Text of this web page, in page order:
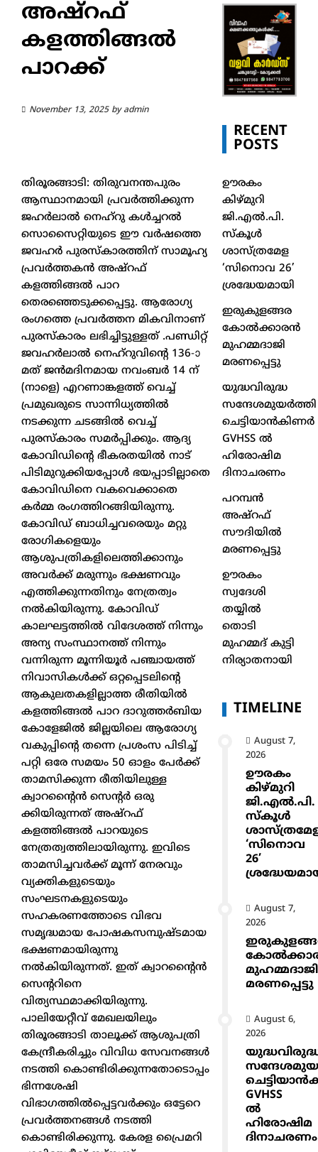
അഷ്റഫ്
കളത്തിങ്ങൽ
പാറക്ക്
November 13, 2025by admin
തിരൂരങ്ങാടി: തിരുവനന്തപുരം
ആസ്ഥാനമായി പ്രവർത്തിക്കുന്ന
ജഹർലാൽ നെഹ്റു കൾച്ചറൽ
സൊസൈറ്റിയുടെ ഈ വർഷത്തെ
ജവഹർ പുരസ്കാരത്തിന് സാമൂഹ്യ
പ്രവർത്തകൻ അഷ്റഫ്
കളത്തിങ്ങൽ പാറ
തെരഞ്ഞെടുക്കപ്പെട്ടു. ആരോഗ്യ
രംഗത്തെ പ്രവർത്തന മികവിനാണ്
പുരസ്കാരം ലഭിച്ചിട്ടുള്ളത് .പണ്ഡിറ്റ്
ജവഹർലാൽ നെഹ്റുവിന്റെ 136-ാ
മത് ജൻമദിനമായ നവംബർ 14 ന്
(നാളെ) എറണാങ്കളത്ത് വെച്ച്
പ്രമുഖരുടെ സാന്നിധ്യത്തിൽ
നടക്കുന്ന ചടങ്ങിൽ വെച്ച്
പുരസ്കാരം സമർപ്പിക്കും. ആദ്യ
കോവിഡിന്റെ ഭീകരതയിൽ നാട്
പിടിമുറുക്കിയപ്പോൾ ഭയപ്പാടില്ലാതെ
കോവിഡിനെ വകവെക്കാതെ
കർമ്മ രംഗത്തിറങ്ങിയിരുന്നു.
കോവിഡ് ബാധിച്ചവരെയും മറ്റു
രോഗികളെയും
ആശുപത്രികളിലെത്തിക്കാനും
അവർക്ക് മരുന്നും ഭക്ഷണവും
എത്തിക്കുന്നതിനും നേത്രത്വം
നൽകിയിരുന്നു. കോവിഡ്
കാലഘട്ടത്തിൽ വിദേശത്ത് നിന്നും
അന്യ സംസ്ഥാനത്ത് നിന്നും
വന്നിരുന്ന മൂന്നിയൂർ പഞ്ചായത്ത്
നിവാസികൾക്ക് ഒറ്റപ്പെടലിന്റെ
ആകുലതകളില്ലാത്ത രീതിയിൽ
കളത്തിങ്ങൽ പാറ ദാറുത്തർബിയ
കോളേജിൽ ജില്ലയിലെ ആരോഗ്യ
വകുപ്പിന്റെ തന്നെ പ്രശംസ പിടിച്ച്
പറ്റി ഒരേ സമയം 50 ഓളം പേർക്ക്
താമസിക്കുന്ന രീതിയിലുള്ള
ക്വാറന്റൈൻ സെന്റർ ഒരു
ക്കിയിരുന്നത് അഷ്റഫ്
കളത്തിങ്ങൽ പാറയുടെ
നേത്രത്വത്തിലായിരുന്നു. ഇവിടെ
താമസിച്ചവർക്ക് മൂന്ന് നേരവും
വ്യക്തികളുടെയും
സംഘടനകളുടെയും
സഹകരണത്തോടെ വിഭവ
സമൃദ്ധമായ പോഷകസമ്പുഷ്ടമായ
ഭക്ഷണമായിരുന്നു
നൽകിയിരുന്നത്. ഇത് ക്വാറന്റൈൻ
സെന്ററിനെ
വിത്യസ്ഥമാക്കിയിരുന്നു.
പാലിയേറ്റീവ് മേഖലയിലും
തിരൂരങ്ങാടി താലൂക്ക് ആശുപത്രി
കേന്ദ്രീകരിച്ചും വിവിധ സേവനങ്ങൾ
നടത്തി കൊണ്ടിരിക്കുന്നതോടൊപ്പം
ഭിന്നശേഷി
വിഭാഗത്തിൽപ്പെട്ടവർക്കും ഒട്ടേറെ
പ്രവർത്തനങ്ങൾ നടത്തി
കൊണ്ടിരിക്കുന്നു. കേരള പ്രൈമറി
RECENT
POSTS
ഊരകം
കിഴ്മുറി
ജി.എൽ.പി.
സ്കൂൾ
ശാസ്ത്രമേള
‘സിനൊവ 26’
ശ്രദ്ധേയമായി
ഇരുകുളങ്ങര
കോൽക്കാരൻ
മുഹമ്മദാജി
മരണപ്പെട്ടു
യുദ്ധവിരുദ്ധ
സന്ദേശമുയർത്തി
ചെട്ടിയാൻകിണർ
GVHSS ൽ
ഹിരോഷിമ
ദിനാചരണം
പറമ്പൻ
അഷ്‌റഫ്
സൗദിയിൽ
മരണപ്പെട്ടു
ഊരകം
സ്വദേശി
തയ്യിൽ
തൊടി
മുഹമ്മദ് കുട്ടി
നിര്യാതനായി
TIMELINE
August 7,
2026
ഊരകം
കിഴ്മുറി
ജി.എൽ.പി.
സ്കൂൾ
‘സിനൊവ
26’
August 7,
2026
മുഹമ്മദാജി
മരണപ്പെട്ടു
August 6,
2026
GVHSS
ൽ
ഹിരോഷിമ
ദിനാചരണം